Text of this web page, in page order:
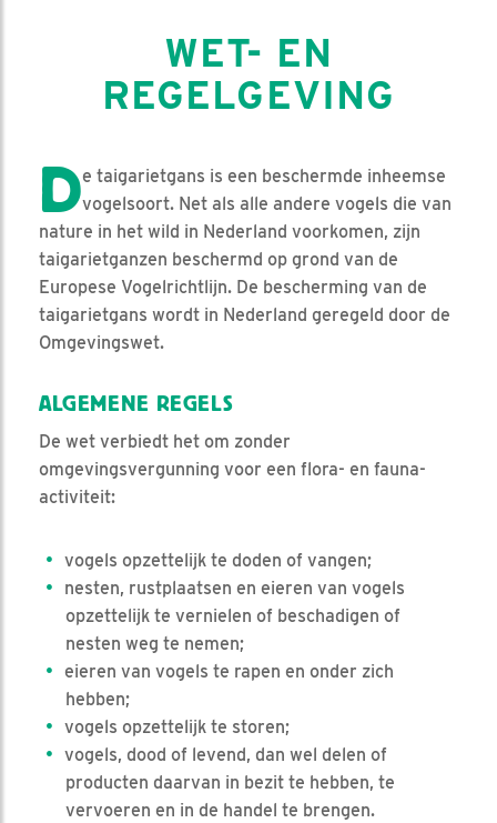
WET- EN
REGELGEVING
De taigarietgans is een beschermde inheemse
vogelsoort. Net als alle andere vogels die van
nature in het wild in Nederland voorkomen, zijn
taigarietganzen beschermd op grond van de
Europese Vogelrichtlijn. De bescherming van de
taigarietgans wordt in Nederland geregeld door de
Omgevingswet.
ALGEMENE REGELS
De wet verbiedt het om zonder
omgevingsvergunning voor een flora- en fauna-
activiteit:
vogels opzettelijk te doden of vangen;
nesten, rustplaatsen en eieren van vogels
opzettelijk te vernielen of beschadigen of
nesten weg te nemen;
eieren van vogels te rapen en onder zich
hebben;
vogels opzettelijk te storen;
vogels, dood of levend, dan wel delen of
producten daarvan in bezit te hebben, te
vervoeren en in de handel te brengen.